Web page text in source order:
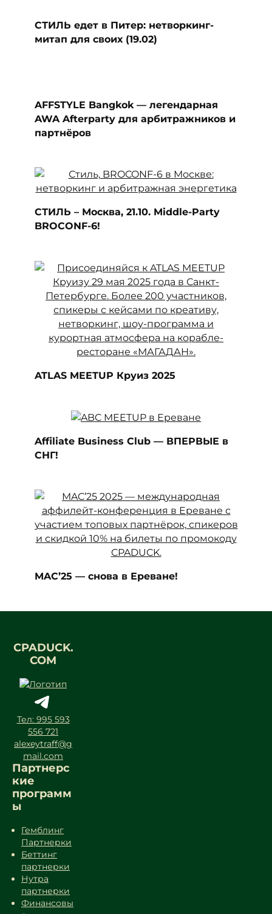
СТИЛЬ едет в Питер: нетворкинг-
митап для своих (19.02)
AFFSTYLE Bangkok — легендарная
AWA Afterparty для арбитражников и
партнёров
СТИЛЬ – Москва, 21.10. Middle-Party
BROCONF-6!
ATLAS MEETUP Круиз 2025
Affiliate Business Club — ВПЕРВЫЕ в
СНГ!
MAC’25 — снова в Ереване!
CPADUCK.
COM
Тел: 995 593
556 721
alexeytraff@g
mail.com
Партнерс
кие
программ
ы
Гемблинг
Партнерки
Беттинг
партнерки
Нутра
партнерки
Финансовы